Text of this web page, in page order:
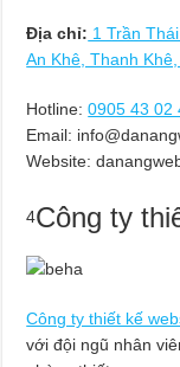
Địa chỉ: 1 Trần
An Khê, Thanh
Hotline: 0905 43 02
Email:
Website:
4Công ty
Công ty thiết kế
với đội ngũ nhân